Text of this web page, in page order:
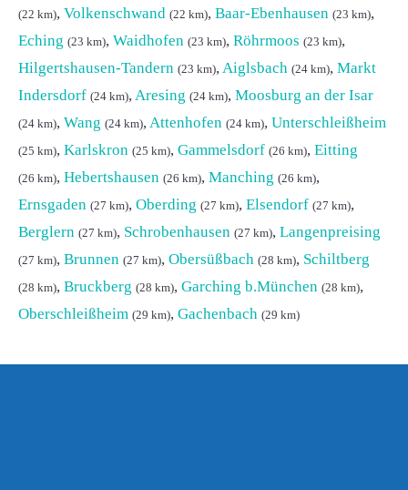
(22 km), Volkenschwand (22 km), Baar-Ebenhausen (23 km),
Eching (23 km), Waidhofen (23 km), Röhrmoos (23 km),
Hilgertshausen-Tandern (23 km), Aiglsbach (24 km), Markt
Indersdorf (24 km), Aresing (24 km), Moosburg an der Isar
(24 km), Wang (24 km), Attenhofen (24 km), Unterschleißheim
(25 km), Karlskron (25 km), Gammelsdorf (26 km), Eitting
(26 km), Hebertshausen (26 km), Manching (26 km),
Ernsgaden (27 km), Oberding (27 km), Elsendorf (27 km),
Berglern (27 km), Schrobenhausen (27 km), Langenpreising
(27 km), Brunnen (27 km), Obersüßbach (28 km), Schiltberg
(28 km), Bruckberg (28 km), Garching b.München (28 km),
Oberschleißheim (29 km), Gachenbach (29 km)